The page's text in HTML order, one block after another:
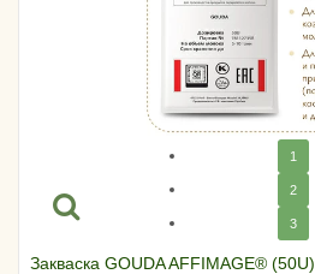
1
2
3
Закваска GOUDA AFFIMAGE® (50U)